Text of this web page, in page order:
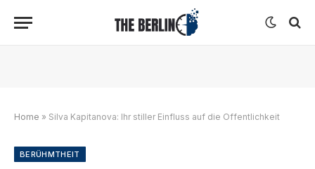
Home » Silva Kapitanova: Ihr stiller Einfluss auf die Öffentlichkeit
BERÜHMTHEIT